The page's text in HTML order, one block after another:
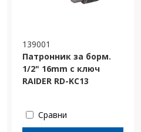
139001
Патронник за борм.
1/2" 16mm с ключ
RAIDER RD-KC13
Сравни